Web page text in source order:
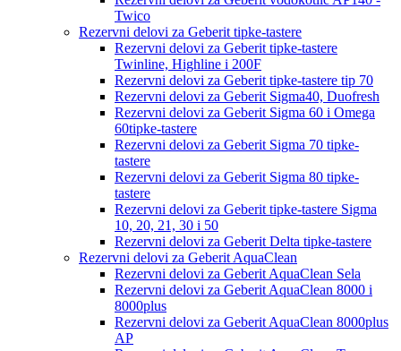
Twico
Rezervni delovi za Geberit tipke-tastere
Rezervni delovi za Geberit tipke-tastere
Twinline, Highline i 200F
Rezervni delovi za Geberit tipke-tastere tip 70
Rezervni delovi za Geberit Sigma40, Duofresh
Rezervni delovi za Geberit Sigma 60 i Omega
60tipke-tastere
Rezervni delovi za Geberit Sigma 70 tipke-
tastere
Rezervni delovi za Geberit Sigma 80 tipke-
tastere
Rezervni delovi za Geberit tipke-tastere Sigma
10, 20, 21, 30 i 50
Rezervni delovi za Geberit Delta tipke-tastere
Rezervni delovi za Geberit AquaClean
Rezervni delovi za Geberit AquaClean Sela
Rezervni delovi za Geberit AquaClean 8000 i
8000plus
Rezervni delovi za Geberit AquaClean 8000plus
AP